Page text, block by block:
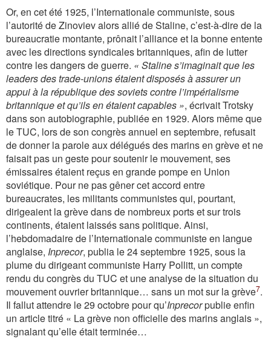
Or, en cet été 1925, l’Internationale communiste, sous
l’autorité de Zinoviev alors allié de Staline, c’est-à-dire de la
bureaucratie montante, prônait l’alliance et la bonne entente
avec les directions syndicales britanniques, afin de lutter
contre les dangers de guerre. « Staline s’imaginait que les
leaders des trade-unions étaient disposés à assurer un
appui à la république des soviets contre l’impérialisme
britannique et qu’ils en étaient capables », écrivait Trotsky
dans son autobiographie, publiée en 1929. Alors même que
le TUC, lors de son congrès annuel en septembre, refusait
de donner la parole aux délégués des marins en grève et ne
faisait pas un geste pour soutenir le mouvement, ses
émissaires étaient reçus en grande pompe en Union
soviétique. Pour ne pas gêner cet accord entre
bureaucrates, les militants communistes qui, pourtant,
dirigeaient la grève dans de nombreux ports et sur trois
continents, étaient laissés sans politique. Ainsi,
l’hebdomadaire de l’Internationale communiste en langue
anglaise, Inprecor, publia le 24 septembre 1925, sous la
plume du dirigeant communiste Harry Pollitt, un compte
rendu du congrès du TUC et une analyse de la situation du
mouvement ouvrier britannique… sans un mot sur la grève7.
Il fallut attendre le 29 octobre pour qu’Inprecorpublie enfin
un article titré « La grève non officielle des marins anglais »,
signalant qu’elle était terminée…